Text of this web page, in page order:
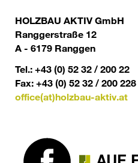
HOLZBAU AKTIV GmbH
Ranggerstraße 12
A - 6179 Ranggen
Tel.: +43 (0) 52 32 / 200 22
Fax: +43 (0) 52 32 / 200 228
office(at)holzbau-aktiv.at